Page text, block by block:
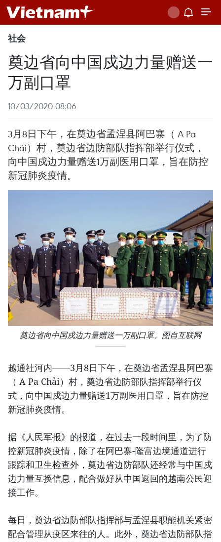
社会
奠边省向中国戍边力量赠送一
万副口罩
10/03/2020 08:06
3月8日下午，在奠边省孟涅县阿巴寨（ A Pa
Chải）村，奠边省边防部队指挥部举行仪式，
向中国戍边力量赠送1万副医用口罩，旨在防控
新冠肺炎疫情。
奠边省向中国戍边力量赠送一万副口罩。图自互联网
越通社河内——3月8日下午，在奠边省孟涅县阿巴寨
（ A Pa Chải）村，奠边省边防部队指挥部举行仪
式，向中国戍边力量赠送1万副医用口罩，旨在防控
新冠肺炎疫情。
据《人民军报》的报道，在过去一段时间里，为了防
控新冠肺炎疫情，除了在阿巴寨-隆富边境通道进行
跟踪和卫生检查外，奠边省边防部队还经常与中国戍
边力量互换信息，配合做好从中国返回的越南公民迎
接工作。
每日，奠边省边防部队指挥部与孟涅县职能机关紧密
配合管理从疫区来往的人。此外，奠边省边防部队指